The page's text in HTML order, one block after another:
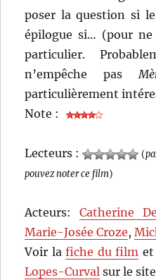
poser la question si
épilogue si… (pour
particulier.
n’empêche pas
particulièrement
Note :
Lecteurs : (
pouvez noter ce film)
Acteurs: Catherine
Marie-Josée Croze,
Voir lafiche du film et
Lopes-Curval sur le